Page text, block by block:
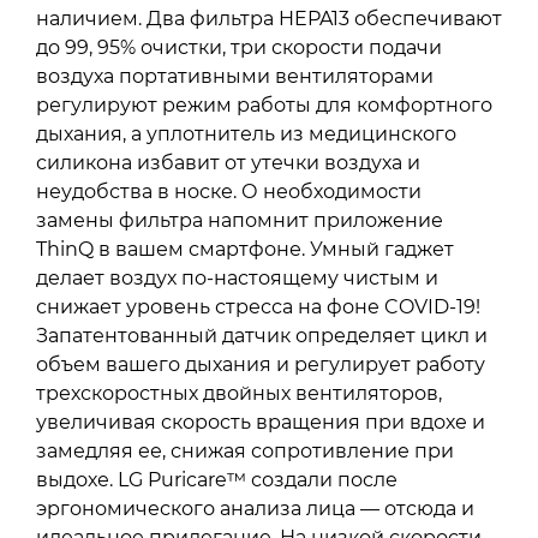
наличием. Два фильтра HEPA13 обеспечивают
до 99, 95% очистки, три скорости подачи
воздуха портативными вентиляторами
регулируют режим работы для комфортного
дыхания, а уплотнитель из медицинского
силикона избавит от утечки воздуха и
неудобства в носке. О необходимости
замены фильтра напомнит приложение
ThinQ в вашем смартфоне. Умный гаджет
делает воздух по-настоящему чистым и
снижает уровень стресса на фоне COVID-19!
Запатентованный датчик определяет цикл и
объем вашего дыхания и регулирует работу
трехскоростных двойных вентиляторов,
увеличивая скорость вращения при вдохе и
замедляя ее, снижая сопротивление при
выдохе. LG Puricare™ создали после
эргономического анализа лица — отсюда и